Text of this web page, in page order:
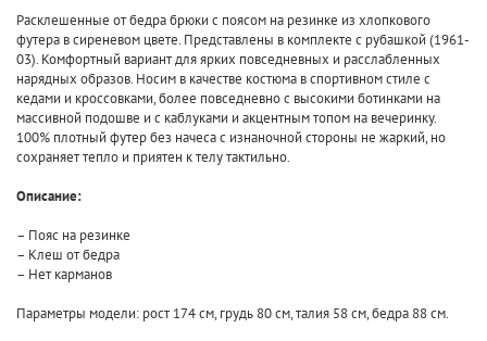
Расклешенные от бедра брюки с поясом на резинке из хлопкового
футера в сиреневом цвете. Представлены в комплекте с рубашкой (1961-
03). Комфортный вариант для ярких повседневных и расслабленных
нарядных образов. Носим в качестве костюма в спортивном стиле с
кедами и кроссовками, более повседневно с высокими ботинками на
массивной подошве и с каблуками и акцентным топом на вечеринку.
100% плотный футер без начеса с изнаночной стороны не жаркий, но
сохраняет тепло и приятен к телу тактильно.
Описание:
– Пояс на резинке
– Клеш от бедра
– Нет карманов
Параметры модели: рост 174 см, грудь 80 см, талия 58 см, бедра 88 см.